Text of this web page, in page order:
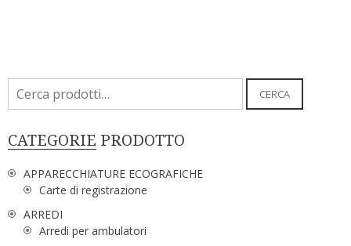
Cerca: CERCA
CATEGORIE PRODOTTO
APPARECCHIATURE ECOGRAFICHE
Carte di registrazione
ARREDI
Arredi per ambulatori